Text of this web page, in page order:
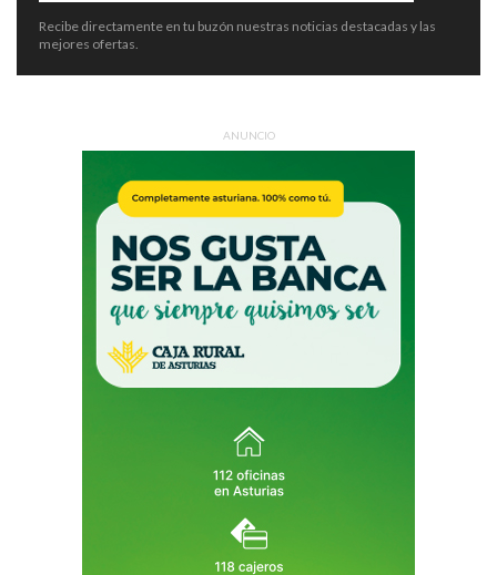
Recibe directamente en tu buzón nuestras noticias destacadas y las
mejores ofertas.
ANUNCIO